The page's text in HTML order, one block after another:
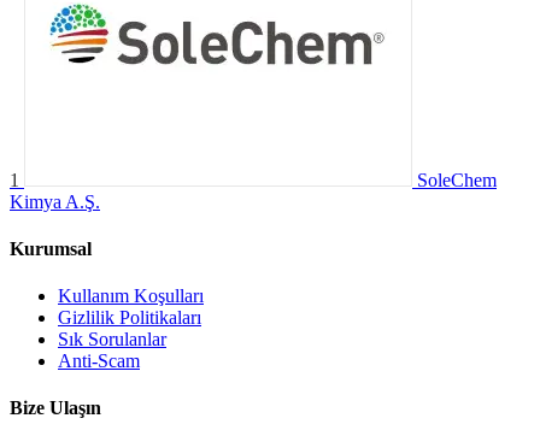
1
SoleChem
Kimya A.Ş.
Kurumsal
Kullanım Koşulları
Gizlilik Politikaları
Sık Sorulanlar
Anti-Scam
Bize Ulaşın